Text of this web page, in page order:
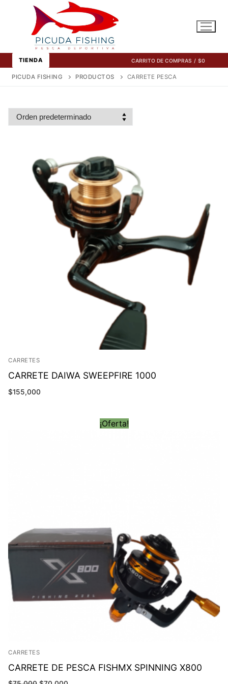
contenido
TIENDA CARRITO DE COMPRAS / $0
PICUDA FISHING PRODUCTOS CARRETE PESCA
CARRETES
CARRETE DAIWA SWEEPFIRE 1000
$155,000
¡Oferta!
CARRETES
CARRETE DE PESCA FISHMX SPINNING X800